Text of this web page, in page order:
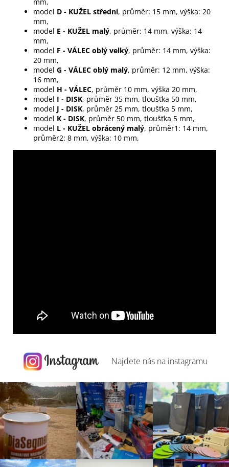
model D - KUŽEL střední, průměr: 15 mm, výška: 20
mm,
model E - KUŽEL malý, průměr: 14 mm, výška: 14
mm,
model F - VÁLEC oblý velký, průměr: 14 mm, výška:
20 mm,
model G - VÁLEC oblý malý, průměr: 12 mm, výška:
16 mm,
model H - VÁLEC, průměr 10 mm, výška 20 mm,
model I - DISK, průměr 35 mm, tloušťka 50 mm,
model J - DISK, průměr 25 mm, tloušťka 5 mm,
model K - DISK, průměr 50 mm, tloušťka 5 mm,
model L - KUŽEL obrácený malý, průměr1: 14 mm,
průměr2: 8 mm, výška: 10 mm,
Najdete nás na instagramu